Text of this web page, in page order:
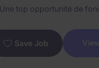
Une top opportunité de
Save Job